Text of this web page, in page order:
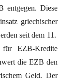
entgegen. Diese
griechischer
seit dem 11.
EZB-Kredite
die EZB den
Geld. Der